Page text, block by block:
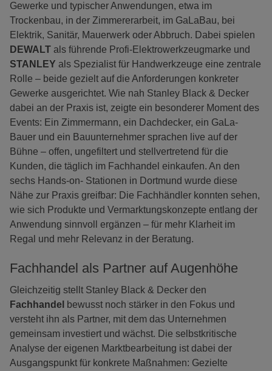
Gewerke und typischer Anwendungen, etwa im
Trockenbau, in der Zimmererarbeit, im GaLaBau, bei
Elektrik, Sanitär, Mauerwerk oder Abbruch. Dabei spielen
DEWALT als führende Profi-Elektrowerkzeugmarke und
STANLEY als Spezialist für Handwerkzeuge eine zentrale
Rolle – beide gezielt auf die Anforderungen konkreter
Gewerke ausgerichtet. Wie nah Stanley Black & Decker
dabei an der Praxis ist, zeigte ein besonderer Moment des
Events: Ein Zimmermann, ein Dachdecker, ein GaLa-
Bauer und ein Bauunternehmer sprachen live auf der
Bühne – offen, ungefiltert und stellvertretend für die
Kunden, die täglich im Fachhandel einkaufen. An den
sechs Hands-on- Stationen in Dortmund wurde diese
Nähe zur Praxis greifbar: Die Fachhändler konnten sehen,
wie sich Produkte und Vermarktungskonzepte entlang der
Anwendung sinnvoll ergänzen – für mehr Klarheit im
Regal und mehr Relevanz in der Beratung.
Fachhandel als Partner auf Augenhöhe
Gleichzeitig stellt Stanley Black & Decker den
Fachhandel bewusst noch stärker in den Fokus und
versteht ihn als Partner, mit dem das Unternehmen
gemeinsam investiert und wächst. Die selbstkritische
Analyse der eigenen Marktbearbeitung ist dabei der
Ausgangspunkt für konkrete Maßnahmen: Gezielte